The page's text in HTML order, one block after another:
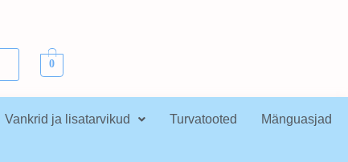
0
Vankrid ja lisatarvikud Turvatooted Mänguasjad